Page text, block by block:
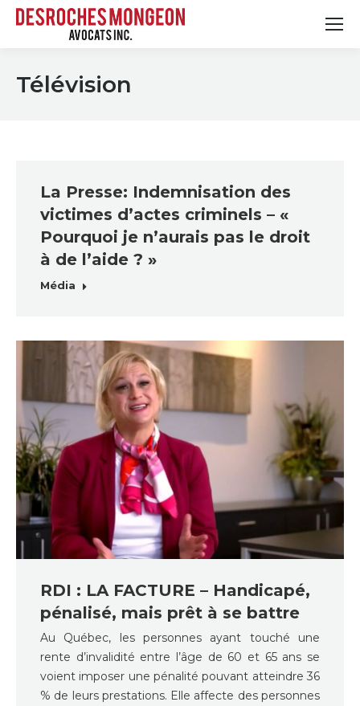
Télévision
La Presse: Indemnisation des
victimes d’actes criminels – «
Pourquoi je n’aurais pas le droit
à de l’aide ? »
Média
RDI : LA FACTURE – Handicapé,
pénalisé, mais prêt à se battre
Au Québec, les personnes ayant touché une
rente d’invalidité entre l’âge de 60 et 65 ans se
voient imposer une pénalité pouvant atteindre 36
% de leurs prestations. Elle affecte des personnes